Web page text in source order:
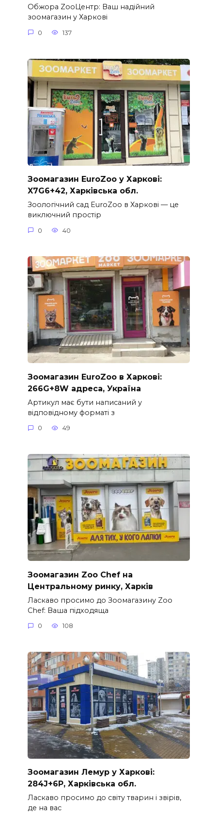
Обжора ZooЦентр: Ваш надійний
зоомагазин у Харкові
0 137
Зоомагазин EuroZoo у Харкові:
X7G6+42, Харківська обл.
Зоологічний сад EuroZoo в Харкові — це
виключний простір
0 40
Зоомагазин EuroZoo в Харкові:
266G+8W адреса, Україна
Артикул має бути написаний у
відповідному форматі з
0 49
Зоомагазин Zoo Chef на
Центральному ринку, Харків
Ласкаво просимо до Зоомагазину Zoo
Chef: Ваша підходяща
0 108
Зоомагазин Лемур у Харкові:
284J+6P, Харківська обл.
Ласкаво просимо до світу тварин і звірів,
де на вас